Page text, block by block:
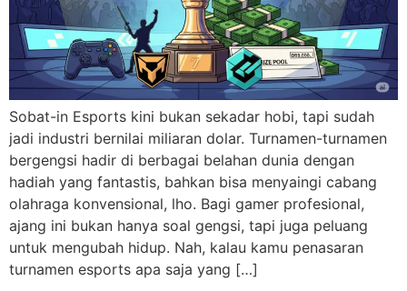
Sobat-in Esports kini bukan sekadar hobi, tapi sudah
jadi industri bernilai miliaran dolar. Turnamen-turnamen
bergengsi hadir di berbagai belahan dunia dengan
hadiah yang fantastis, bahkan bisa menyaingi cabang
olahraga konvensional, lho. Bagi gamer profesional,
ajang ini bukan hanya soal gengsi, tapi juga peluang
untuk mengubah hidup. Nah, kalau kamu penasaran
turnamen esports apa saja yang […]